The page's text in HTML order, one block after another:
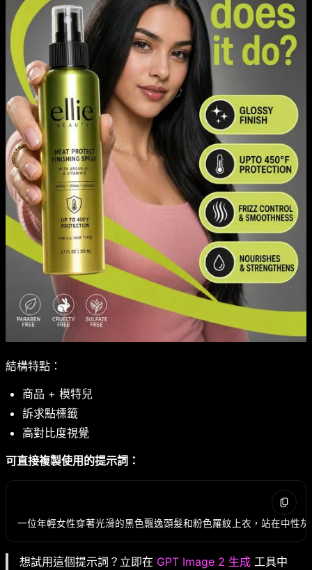
結構特點：
商品 + 模特兒
訴求點標籤
高對比度視覺
可直接複製使用的提示詞：
想試用這個提示詞？立即在 GPT Image 2 生成 工具中